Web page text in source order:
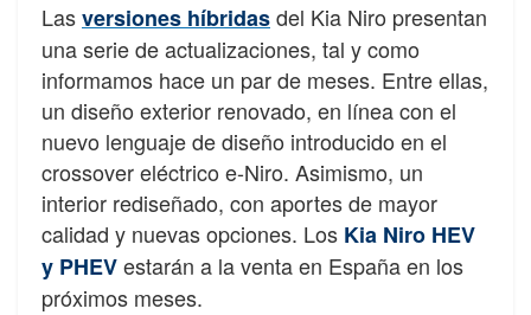
Lasversiones híbridasdel Kia Niro presentan
una serie de actualizaciones, tal y como
informamos hace un par de meses. Entre ellas,
un diseño exterior renovado, en línea con el
nuevo lenguaje de diseño introducido en el
crossover eléctrico e-Niro. Asimismo, un
interior rediseñado, con aportes de mayor
calidad y nuevas opciones. Los Kia Niro HEV
y PHEVestarán a la venta en España en los
próximos meses.